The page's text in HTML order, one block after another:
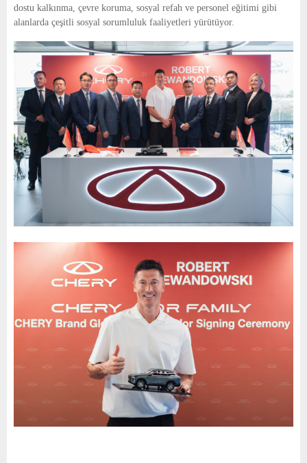
dostu kalkınma, çevre koruma, sosyal refah ve personel eğitimi gibi
alanlarda çeşitli sosyal sorumluluk faaliyetleri yürütüyor.